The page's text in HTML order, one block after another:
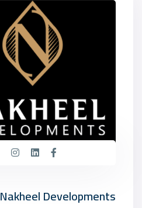
Nakheel Developments